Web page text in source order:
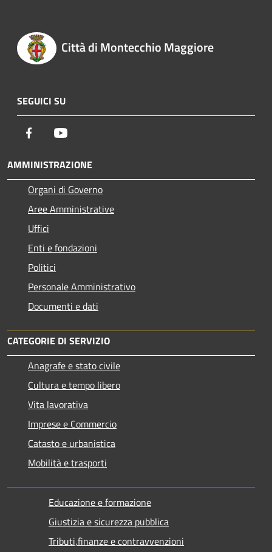
Città di Montecchio Maggiore
SEGUICI SU
Facebook
AMMINISTRAZIONE
Organi di Governo
Aree Amministrative
Uffici
Enti e fondazioni
Politici
Personale Amministrativo
Documenti e dati
CATEGORIE DI SERVIZIO
Anagrafe e stato civile
Cultura e tempo libero
Vita lavorativa
Imprese e Commercio
Catasto e urbanistica
Mobilità e trasporti
Educazione e formazione
Giustizia e sicurezza pubblica
Tributi,finanze e contravvenzioni